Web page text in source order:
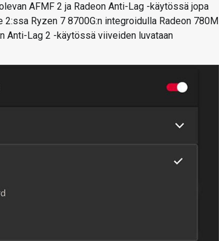
AFMF 2 ja Radeon Anti-Lag -käytössä jopa
Ryzen 7 8700G:n integroidulla Radeon 780M
Anti-Lag 2 -käytössä viiveiden luvataan